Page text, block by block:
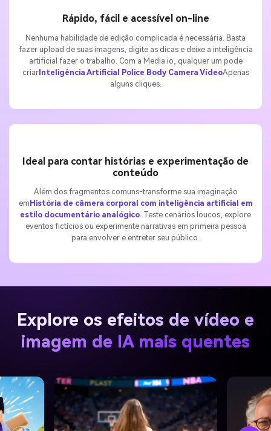
Rápido, fácil e acessível on-line
Nenhuma habilidade de edição complicada é necessária. Basta
fazer upload de suas imagens, digite as dicas e deixe a inteligência
artificial fazer o trabalho. Com a Media.io, qualquer um pode
criarInteligência Artificial Police Body Camera VídeoApenas
alguns cliques.
Ideal para contar histórias e experimentação de
conteúdo
Além dos fragmentos comuns-transforme sua imaginação
em História de câmera corporal com inteligência artificial em
estilo documentário analógico. Teste cenários loucos, explore
eventos fictícios ou experimente narrativas em primeira pessoa
para envolver e entreter seu público.
Explore os efeitos de vídeo e
imagem de IA mais quentes